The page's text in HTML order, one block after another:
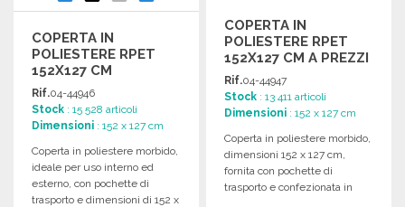
COPERTA IN
POLIESTERE RPET
152X127 CM
Rif.04-44946
Stock : 15 528 articoli
Dimensioni : 152 x 127 cm
Coperta in poliestere morbido,
ideale per uso interno ed
esterno, con pochette di
trasporto e dimensioni di 152 x
COPERTA IN
POLIESTERE RPET
152X127 CM A PREZZI
ALL'INGROSSO
Rif.04-44947
Stock : 13 411 articoli
Dimensioni : 152 x 127 cm
Coperta in poliestere morbido,
dimensioni 152 x 127 cm,
fornita con pochette di
trasporto e confezionata in